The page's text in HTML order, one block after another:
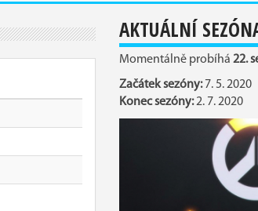
AKTUÁLNÍ
Momentálně probíhá 22.
Začátek sezóny:7. 5. 2020
Konec sezóny:2. 7. 2020